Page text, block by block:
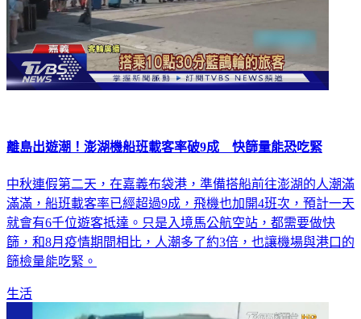
離島出遊潮！澎湖機船班載客率破9成 快篩量能恐吃緊
中秋連假第二天，在嘉義布袋港，準備搭船前往澎湖的人潮滿
滿滿，船班載客率已經超過9成，飛機也加開4班次，預計一天
就會有6千位遊客抵達。只是入境馬公航空站，都需要做快
篩，和8月疫情期間相比，人潮多了約3倍，也讓機場與港口的
篩檢量能吃緊。
生活